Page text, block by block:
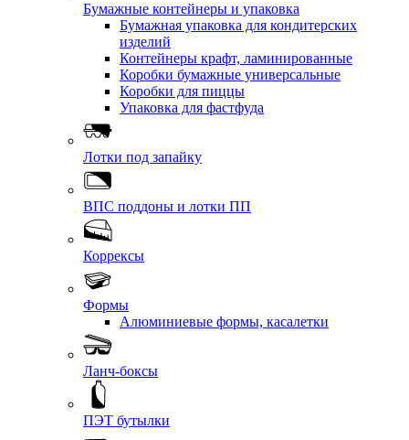
Бумажные контейнеры и упаковка
Бумажная упаковка для кондитерских
изделий
Контейнеры крафт, ламинированные
Коробки бумажные универсальные
Коробки для пиццы
Упаковка для фастфуда
Лотки под запайку
ВПС поддоны и лотки ПП
Коррексы
Формы
Алюминиевые формы, касалетки
Ланч-боксы
ПЭТ бутылки